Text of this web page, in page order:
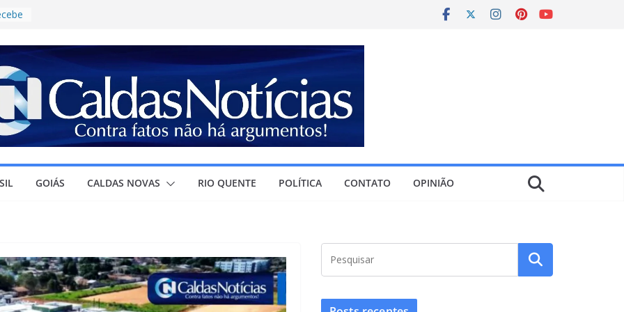
à
o
GOIÁS CALDAS NOVAS RIO QUENTE POLÍTICA CONTATO OPINIÃO